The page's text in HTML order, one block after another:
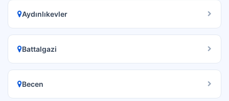
Aydınlıkevler
Battalgazi
Becen